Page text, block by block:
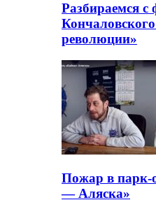
Разбираемся
революции»
Пожар в парк-
— Аляска»